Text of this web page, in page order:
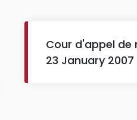
Cour d'appel de
23 January 2007